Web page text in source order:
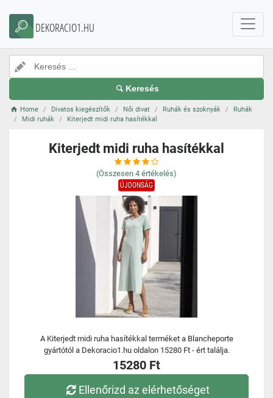
DEKORACIO1.HU
Keresés
Home Divatos kiegészítők Női divat Ruhák és szoknyák
Ruhák
Midi ruhák
Kiterjedt midi ruha hasítékkal
Kiterjedt midi ruha hasítékkal
(Összesen 4 értékelés)
ÚJDONSÁG
A Kiterjedt midi ruha hasítékkal terméket a Blancheporte
gyártótól a Dekoracio1.hu oldalon 15280 Ft - ért találja.
15280 Ft
Ellenőrizd az elérhetőséget